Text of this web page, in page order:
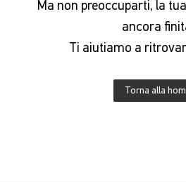
Ma non preoccuparti, la
ancora
Ti aiutiamo a
Torna alla